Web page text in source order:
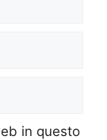
in questo